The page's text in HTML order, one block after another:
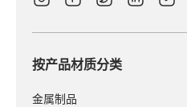
按产品材质分类
金属制品